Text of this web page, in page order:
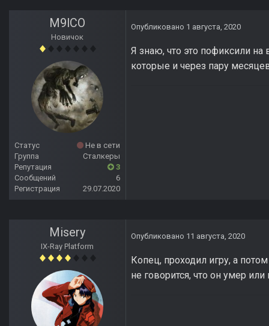
M9lCO
Новичок
Статус
Не в сети
Группа
Сталкеры
Репутация
3
Сообщений
6
Регистрация
29.07.2020
Опубликовано 1 августа, 2020
Я знаю, что это пофиксили на
которые и через пару
Misery
IX-Ray Platform
Опубликовано 11 августа, 2020
Копец, проходил игру, а
не говорится, что он умер